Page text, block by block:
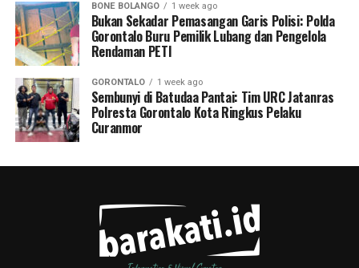
BONE BOLANGO 1 week ago
Bukan Sekadar Pemasangan Garis Polisi: Polda
Gorontalo Buru Pemilik Lubang dan Pengelola
Rendaman PETI
GORONTALO 1 week ago
Sembunyi di Batudaa Pantai: Tim URC Jatanras
Polresta Gorontalo Kota Ringkus Pelaku
Curanmor